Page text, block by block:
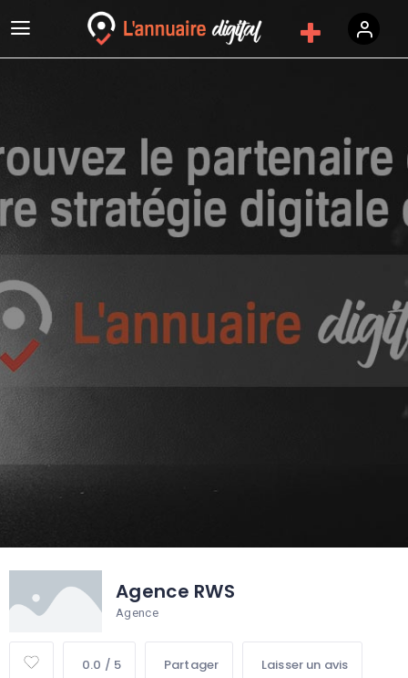
Agence RWS
Agence
0.0 / 5 Partager Laisser un avis